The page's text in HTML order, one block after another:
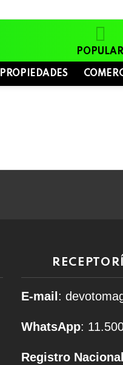
POPULAR
PROPIEDADES
E-mail :
WhatsApp:
Registro